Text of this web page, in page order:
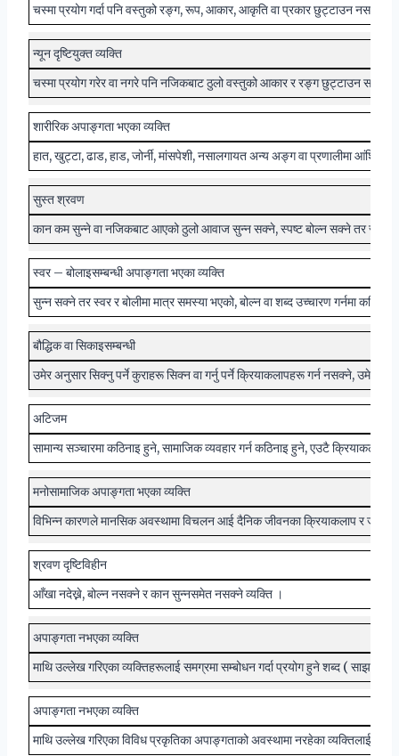
चस्मा प्रयोग गर्दा पनि वस्तुको रङ्ग, रूप, आकार, आकृति वा प्रकार छुट्टाउन नसक्ने
न्यून दृष्टियुक्त व्यक्ति
चस्मा प्रयोग गरेर वा नगरे पनि नजिकबाट ठुलो वस्तुको आकार र रङ्ग छुट्टाउन सक्ने,
शारीरिक अपाङ्गता भएका व्यक्ति
हात, खुट्टा, ढाड, हाड, जोर्नी, मांसपेशी, नसालगायत अन्य अङ्ग वा प्रणालीमा
सुस्त श्रवण
कान कम सुन्ने वा नजिकबाट आएको ठुलो आवाज सुन्न सक्ने, स्पष्ट बोल्न सक्ने तर सानो
स्वर – बोलाइसम्बन्धी अपाङ्गता भएका व्यक्ति
सुन्न सक्ने तर स्वर र बोलीमा मात्र समस्या भएको, बोल्न वा शब्द उच्चारण गर्नमा
बौद्धिक वा सिकाइसम्बन्धी
उमेर अनुसार सिक्नु पर्ने कुराहरू सिक्न वा गर्नु पर्ने क्रियाकलापहरू गर्न नसक्ने, उमेर
अटिजम
सामान्य सञ्चारमा कठिनाइ हुने, सामाजिक व्यवहार गर्न कठिनाइ हुने, एउटै क्रियाकलाप
मनोसामाजिक अपाङ्गता भएका व्यक्ति
विभिन्न कारणले मानसिक अवस्थामा विचलन आई दैनिक जीवनका क्रियाकलाप र जीवनका
श्रवण दृष्टिविहीन
आँखा नदेख्ने, बोल्न नसक्ने र कान सुन्नसमेत नसक्ने व्यक्ति ।
अपाङ्गता नभएका व्यक्ति
माथि उल्लेख गरिएका व्यक्तिहरूलाई समग्रमा सम्बोधन गर्दा प्रयोग हुने शब्द ( साझा
अपाङ्गता नभएका व्यक्ति
माथि उल्लेख गरिएका विविध प्रकृतिका अपाङ्गताको अवस्थामा नरहेका व्यक्तिलाई